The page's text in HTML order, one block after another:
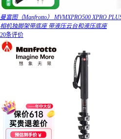
曼富图（Manfrotto） MVMXPRO500 XPRO
相机独脚架带底座 带液压云台和液压底座
20条评价